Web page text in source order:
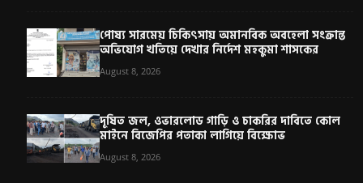
পোষ্য সারমেয় চিকিৎসায় অমানবিক অবহেলা সংক্রান্ত
অভিযোগ খতিয়ে দেখার নির্দেশ মহকুমা শাসকের
August 8, 2026
দূষিত জল, ওভারলোড গাড়ি ও চাকরির দাবিতে কোল
মাইনে বিজেপির পতাকা লাগিয়ে বিক্ষোভ
August 8, 2026